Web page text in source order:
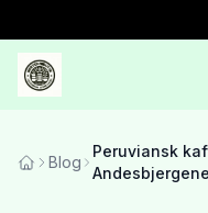
Blog
Peruviansk
Andesbjergene